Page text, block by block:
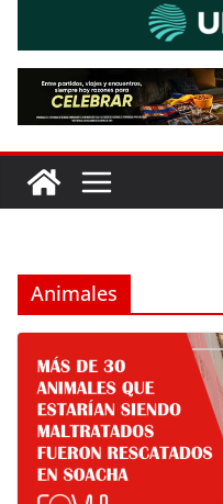
Animales